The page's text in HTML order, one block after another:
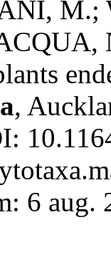
M.;
,
6 aug.